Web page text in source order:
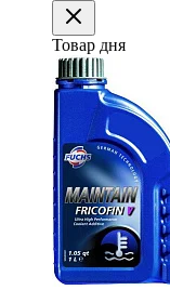
Товар дня